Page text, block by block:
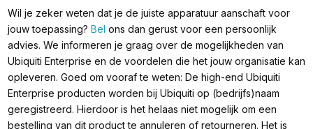
Wil je zeker weten dat je de juiste apparatuur aanschaft voor
jouw toepassing? Bel ons dan gerust voor een persoonlijk
advies. We informeren je graag over de mogelijkheden van
Ubiquiti Enterprise en de voordelen die het jouw organisatie kan
opleveren. Goed om vooraf te weten: De high-end Ubiquiti
Enterprise producten worden bij Ubiquiti op (bedrijfs)naam
geregistreerd. Hierdoor is het helaas niet mogelijk om een
bestelling van dit product te annuleren of retourneren. ⁠Het is